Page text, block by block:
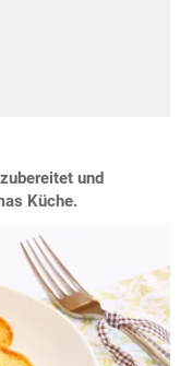
und
Küche.